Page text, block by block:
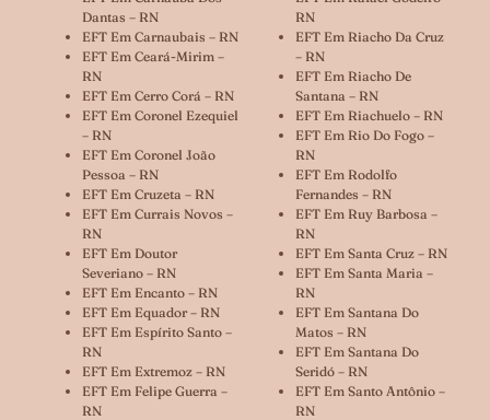
Dantas – RN
EFT Em Carnaubais – RN
EFT Em Ceará-Mirim –
RN
EFT Em Cerro Corá – RN
EFT Em Coronel Ezequiel
– RN
EFT Em Coronel João
Pessoa – RN
EFT Em Cruzeta – RN
EFT Em Currais Novos –
RN
EFT Em Doutor
Severiano – RN
EFT Em Encanto – RN
EFT Em Equador – RN
EFT Em Espírito Santo –
RN
EFT Em Extremoz – RN
EFT Em Felipe Guerra –
RN
RN
EFT Em Riacho Da Cruz
– RN
EFT Em Riacho De
Santana – RN
EFT Em Riachuelo – RN
EFT Em Rio Do Fogo –
RN
EFT Em Rodolfo
Fernandes – RN
EFT Em Ruy Barbosa –
RN
EFT Em Santa Cruz – RN
EFT Em Santa Maria –
RN
EFT Em Santana Do
Matos – RN
EFT Em Santana Do
Seridó – RN
EFT Em Santo Antônio –
RN